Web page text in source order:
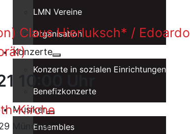
LMN Vereine
Organisation
Konzerte
Konzerte in sozialen Einrichtungen
Benefizkonzerte
Musiker
Ensembles
Claus Hierluksch* / Edoardo
10:00 Uhr
Kirche
München